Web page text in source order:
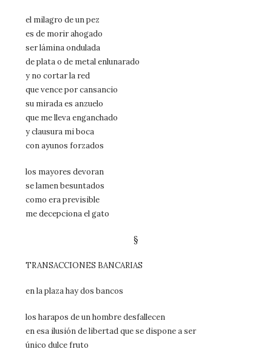
el milagro de un pez
es de morir ahogado
ser lámina ondulada
de plata o de metal enlunarado
y no cortar la red
que vence por cansancio
su mirada es anzuelo
que me lleva enganchado
y clausura mi boca
con ayunos forzados
los mayores devoran
se lamen besuntados
como era previsible
me decepciona el gato
§
TRANSACCIONES BANCARIAS
en la plaza hay dos bancos
los harapos de un hombre desfallecen
en esa ilusión de libertad que se dispone a ser
único dulce fruto